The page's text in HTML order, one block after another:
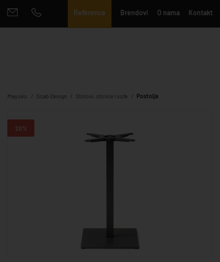
Reference Brendovi O nama Kontakt
Mayoko Scab Design Stolovi, stolice i sofe Postolja
20%